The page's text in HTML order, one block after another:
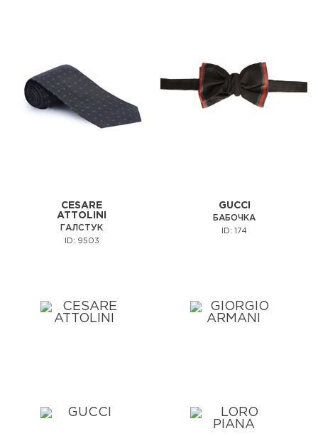
CESARE
ATTOLINI
ГАЛСТУК
ID: 9503
GUCCI
БАБОЧКА
ID: 174